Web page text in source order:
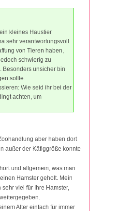
kleines Haustier
sehr verantwortungsvoll
von Tieren haben,
schwierig zu
Besonders unsicher bin
sollte.
Wie seid ihr bei der
achten, um
aber haben dort
außer der Käfiggröße konnte
und allgemein, was man
Hamster geholt. Mein
viel für Ihre Hamster,
Alter einfach für immer